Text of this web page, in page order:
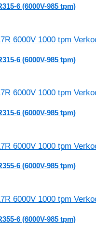
6 (6000V-985 tpm)
6 (6000V-985 tpm)
6 (6000V-985 tpm)
6 (6000V-985 tpm)
6 (6000V-985 tpm)